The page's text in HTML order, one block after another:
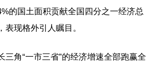
的国土面积贡献全国四分之一经济总
表现格外引人瞩目。
三角“一市三省”的经济增速全部跑赢全